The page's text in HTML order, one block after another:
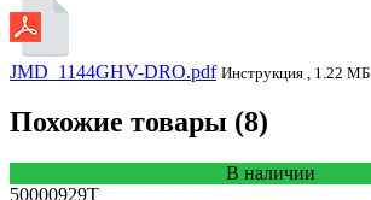
JMD_1144GHV-DRO.pdf Инструкция , 1.22 МБ
Похожие товары (8)
В наличии
50000929T